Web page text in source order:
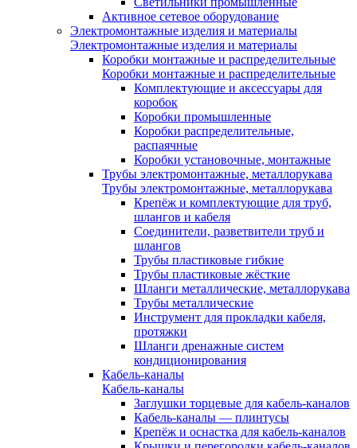
Активное сетевое оборудование
Электромонтажные изделия и материалы
Электромонтажные изделия и материалы
Коробки монтажные и распределительные
Коробки монтажные и распределительные
Комплектующие и аксессуары для
коробок
Коробки промышленные
Коробки распределительные,
распаячные
Коробки установочные, монтажные
Трубы электромонтажные, металлорукава
Трубы электромонтажные, металлорукава
Крепёж и комплектующие для труб,
шлангов и кабеля
Соединители, разветвители труб и
шлангов
Трубы пластиковые гибкие
Трубы пластиковые жёсткие
Шланги металлические, металлорукава
Трубы металлические
Инструмент для прокладки кабеля,
протяжки
Шланги дренажные систем
кондиционирования
Кабель-каналы
Кабель-каналы
Заглушки торцевые для кабель-каналов
Кабель-каналы — плинтусы
Крепёж и оснастка для кабель-каналов